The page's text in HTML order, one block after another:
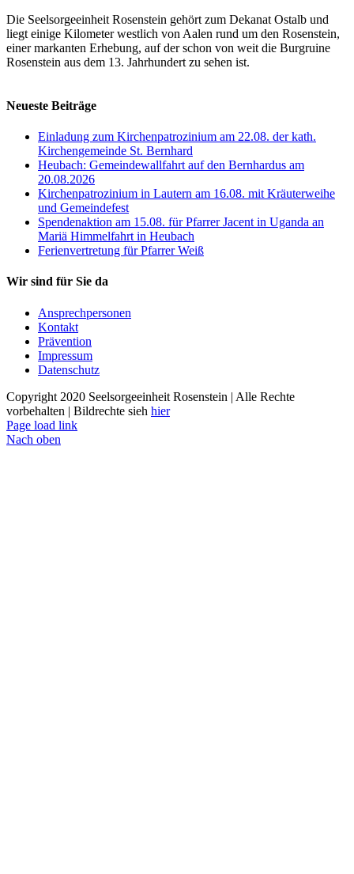
Die Seelsorgeeinheit Rosenstein gehört zum Dekanat Ostalb und
liegt einige Kilometer westlich von Aalen rund um den Rosenstein,
einer markanten Erhebung, auf der schon von weit die Burgruine
Rosenstein aus dem 13. Jahrhundert zu sehen ist.
Neueste Beiträge
Einladung zum Kirchenpatrozinium am 22.08. der kath.
Kirchengemeinde St. Bernhard
Heubach: Gemeindewallfahrt auf den Bernhardus am
20.08.2026
Kirchenpatrozinium in Lautern am 16.08. mit Kräuterweihe
und Gemeindefest
Spendenaktion am 15.08. für Pfarrer Jacent in Uganda an
Mariä Himmelfahrt in Heubach
Ferienvertretung für Pfarrer Weiß
Wir sind für Sie da
Ansprechpersonen
Kontakt
Prävention
Impressum
Datenschutz
Copyright 2020 Seelsorgeeinheit Rosenstein | Alle Rechte
vorbehalten | Bildrechte sieh hier
Page load link
Nach oben